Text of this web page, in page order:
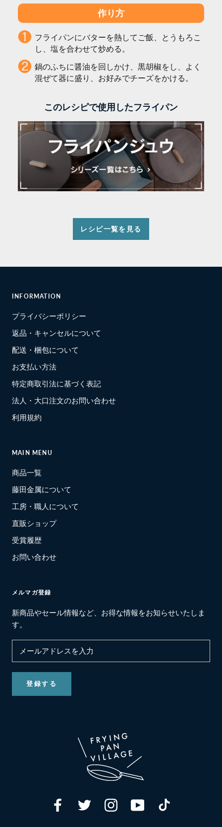
作り方
フライパンにバターを熱してご飯、とうもろこ
し、塩を合わせて炒める。
鍋のふちに醤油を回しかけ、黒胡椒をし、よく
混ぜて器に盛り、お好みでチーズをかける。
このレシピで使用したフライパン
レシピ一覧を見る
INFORMATION
プライバシーポリシー
返品・キャンセルについて
配送・梱包について
お支払い方法
特定商取引法に基づく表記
法人・大口注文のお問い合わせ
利用規約
MAIN MENU
商品一覧
藤田金属について
工房・職人について
直販ショップ
受賞履歴
お問い合わせ
メルマガ登録
新商品やセール情報など、お得な情報をお知らせいたしま
す。
登録する